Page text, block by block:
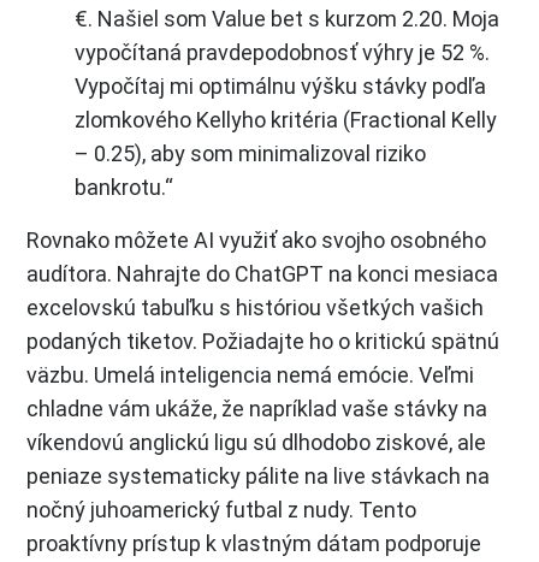
€. Našiel som Value bet s kurzom 2.20. Moja
vypočítaná pravdepodobnosť výhry je 52 %.
Vypočítaj mi optimálnu výšku stávky podľa
zlomkového Kellyho kritéria (Fractional Kelly
– 0.25), aby som minimalizoval riziko
bankrotu.“
Rovnako môžete AI využiť ako svojho osobného
audítora. Nahrajte do ChatGPT na konci mesiaca
excelovskú tabuľku s históriou všetkých vašich
podaných tiketov. Požiadajte ho o kritickú spätnú
väzbu. Umelá inteligencia nemá emócie. Veľmi
chladne vám ukáže, že napríklad vaše stávky na
víkendovú anglickú ligu sú dlhodobo ziskové, ale
peniaze systematicky pálite na live stávkach na
nočný juhoamerický futbal z nudy. Tento
proaktívny prístup k vlastným dátam podporuje